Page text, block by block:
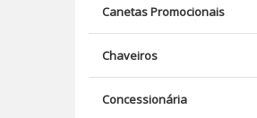
Canetas Promocionais
Chaveiros
Concessionária